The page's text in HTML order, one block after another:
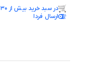
در سبد خرید بیش از ۳۰ نفر.
فقط ۳ عدد در انبار موجود است.
ارسال فردا